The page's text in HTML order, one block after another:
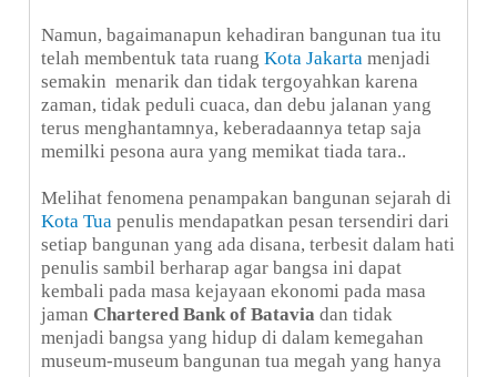
Namun, bagaimanapun kehadiran bangunan tua itu
telah membentuk tata ruang Kota Jakarta menjadi
semakin menarik dan tidak tergoyahkan karena
zaman, tidak peduli cuaca, dan debu jalanan yang
terus menghantamnya, keberadaannya tetap saja
memilki pesona aura yang memikat tiada tara..
Melihat fenomena penampakan bangunan sejarah di
Kota Tua penulis mendapatkan pesan tersendiri dari
setiap bangunan yang ada disana, terbesit dalam hati
penulis sambil berharap agar bangsa ini dapat
kembali pada masa kejayaan ekonomi pada masa
jaman Chartered Bank of Batavia dan tidak
menjadi bangsa yang hidup di dalam kemegahan
museum-museum bangunan tua megah yang hanya